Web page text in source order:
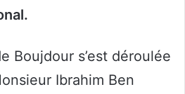
Boujdour s’est déroulée
Ibrahim Ben